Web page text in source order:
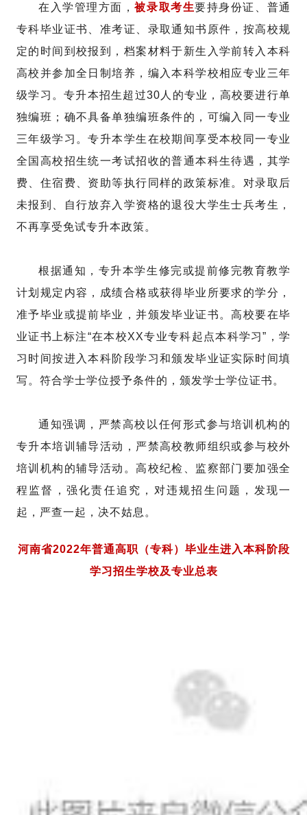
在入学管理方面，被录取考生要持身份证、普通
专科毕业证书、准考证、录取通知书原件，按高校规
定的时间到校报到，档案材料于新生入学前转入本科
高校并参加全日制培养，编入本科学校相应专业三年
级学习。专升本招生超过30人的专业，高校要进行单
独编班；确不具备单独编班条件的，可编入同一专业
三年级学习。专升本学生在校期间享受本校同一专业
全国高校招生统一考试招收的普通本科生待遇，其学
费、住宿费、资助等执行同样的政策标准。对录取后
未报到、自行放弃入学资格的退役大学生士兵考生，
不再享受免试专升本政策。
根据通知，专升本学生修完或提前修完教育教学
计划规定内容，成绩合格或获得毕业所要求的学分，
准予毕业或提前毕业，并颁发毕业证书。高校要在毕
业证书上标注“在本校XX专业专科起点本科学习”，学
习时间按进入本科阶段学习和颁发毕业证实际时间填
写。符合学士学位授予条件的，颁发学士学位证书。
通知强调，严禁高校以任何形式参与培训机构的
专升本培训辅导活动，严禁高校教师组织或参与校外
培训机构的辅导活动。高校纪检、监察部门要加强全
程监督，强化责任追究，对违规招生问题，发现一
起，严查一起，决不姑息。
河南省2022年普通高职（专科）毕业生进入本科阶段
学习招生学校及专业总表